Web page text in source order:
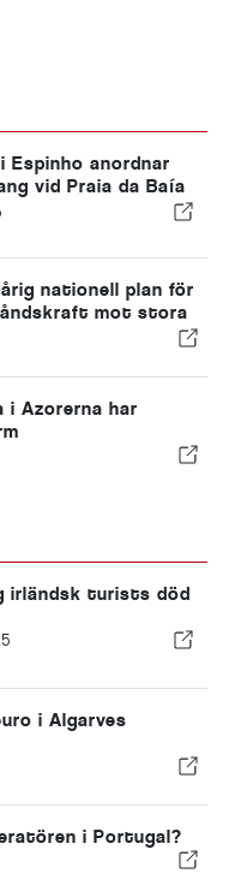
Espinho anordnar
vid Praia da Baía
i Portugal
nationell plan för
mot stora
i Azorerna har
irländsk turists död
i Algarves
i Portugal?